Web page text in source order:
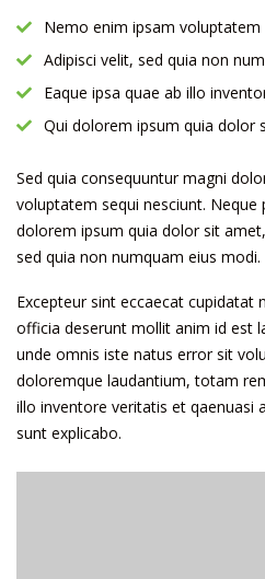
Nemo enim ipsam voluptatem
Adipisci velit, sed quia non
Eaque ipsa quae ab illo
Qui dolorem ipsum quia dolor
Sed quia consequuntur magni
voluptatem sequi nesciunt. Neque
dolorem ipsum quia dolor sit
sed quia non numquam eius modi.
Excepteur sint eccaecat cupidatat
officia deserunt mollit anim id est
unde omnis iste natus error sit
doloremque laudantium, totam
illo inventore veritatis et qaenuasi
sunt explicabo.